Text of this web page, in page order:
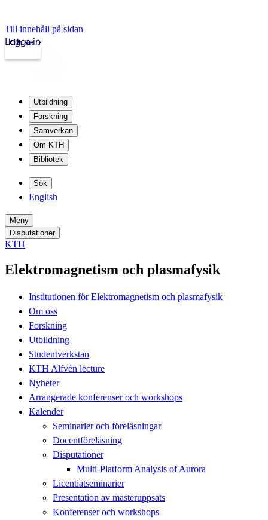
Till innehåll på sidan
kth.se
Logga in
Utbildning
Forskning
Samverkan
Om KTH
Bibliotek
Sök
English
Meny
Disputationer
KTH
Elektromagnetism och plasmafysik
Institutionen för Elektromagnetism och plasmafysik
Om oss
Forskning
Utbildning
Studentverkstan
KTH Alfvén lecture
Nyheter
Arrangerade konferenser och workshops
Kalender
Seminarier och föreläsningar
Docentföreläsning
Disputationer
Multi-Platform Analysis of Aurora
Licentiatseminarier
Presentation av masteruppsats
Konferenser och workshops